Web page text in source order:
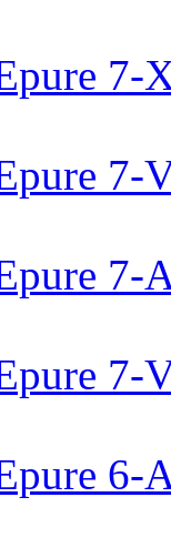
7-
7-
7-
7-
6-